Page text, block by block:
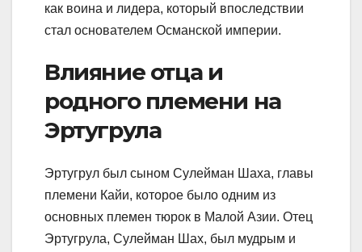
как воина и лидера, который впоследствии
стал основателем Османской империи.
Влияние отца и
родного племени на
Эртугрула
Эртугрул был сыном Сулейман Шаха, главы
племени Кайи, которое было одним из
основных племен тюрок в Малой Азии. Отец
Эртугрула, Сулейман Шах, был мудрым и